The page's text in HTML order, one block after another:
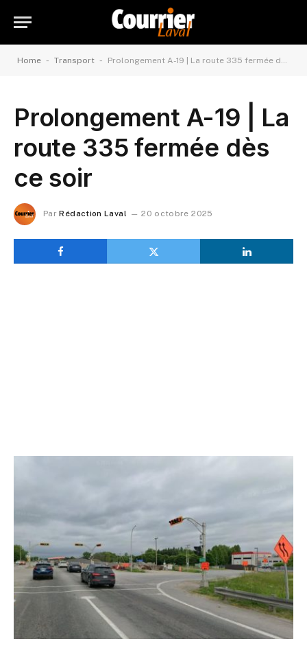
Home - Transport - Prolongement A-19 | La route 335 fermée dès ce soir
Prolongement A-19 | La
route 335 fermée dès
ce soir
Par Rédaction Laval 20 octobre 2025